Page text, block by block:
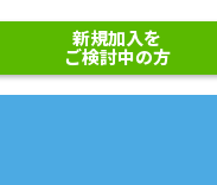
新規加入を
ご検討中の方